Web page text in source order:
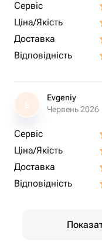
Сервіс
Ціна/Якість
Доставка
Відповідність
E
Evgeniy
Червень 2026
Сервіс
Ціна/Якість
Доставка
Відповідність